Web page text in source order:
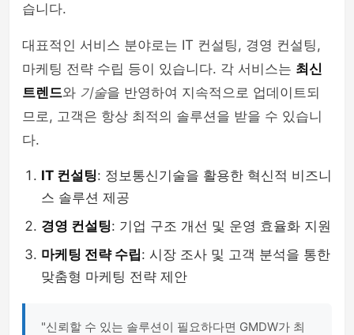
습니다.
대표적인 서비스 분야로는 IT 컨설팅, 경영 컨설팅,
마케팅 전략 수립 등이 있습니다. 각 서비스는 최신
트렌드와 기술을 반영하여 지속적으로 업데이트되
므로, 고객은 항상 최적의 솔루션을 받을 수 있습니
다.
IT 컨설팅: 정보통신기술을 활용한 혁신적 비즈니
스 솔루션 제공
경영 컨설팅: 기업 구조 개선 및 운영 효율화 지원
마케팅 전략 수립: 시장 조사 및 고객 분석을 통한
맞춤형 마케팅 전략 제안
"신뢰할 수 있는 솔루션이 필요하다면 GMDW가 최